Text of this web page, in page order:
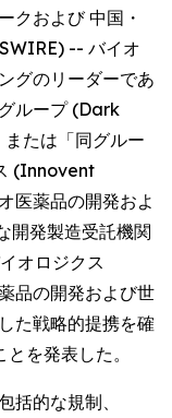
クおよび 中国・
-- バイオ
グのリーダーであ
ループ (Dark
たは「同グルー
(Innovent
医薬品の開発およ
開発製造受託機関
オロジクス
品の開発および世
た戦略的提携を確
を発表した。
括的な規制、